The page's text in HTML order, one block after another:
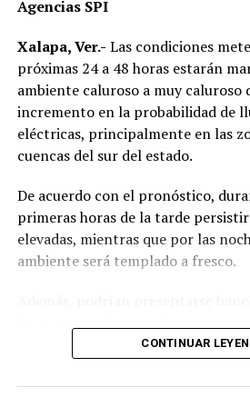
Tercera Región Naval, Fernando
Rodríguez; el coordinador estatal
Nacional, Rogerio Olguín Gómez;
Fuerza Civil, Rafael Ángel González
Evaristo Cruz Cabañas, y la fiscal
Verónica Hernández Giádans.
Maldonado, y de Gobierno, Eric
presidenta de la Comisión Estatal
Humanos, Namiko Matzumoto
la Comisión de Seguridad Pública
Agencias SPI
Xalapa, Ver.- Las condiciones
próximas 24 a 48 horas estarán
ambiente caluroso a muy caluroso
incremento en la probabilidad de
eléctricas, principalmente en las
cuencas del sur del estado.
De acuerdo con el pronóstico,
primeras horas de la tarde
elevadas, mientras que por las
ambiente será templado a fresco.
Las precipitaciones estarán
CONTINUAR